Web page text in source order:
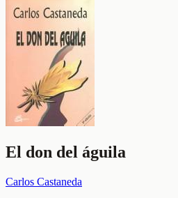
El don del águila
Carlos Castaneda